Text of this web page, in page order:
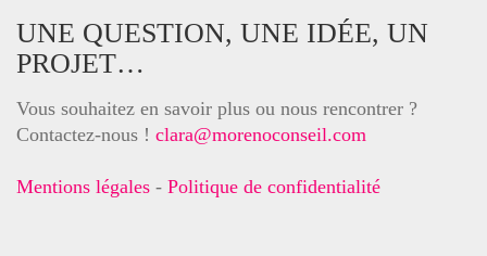
UNE QUESTION, UNE IDÉE, UN
PROJET…
Vous souhaitez en savoir plus ou nous rencontrer ?
Contactez-nous ! clara@morenoconseil.com
Mentions légales - Politique de confidentialité